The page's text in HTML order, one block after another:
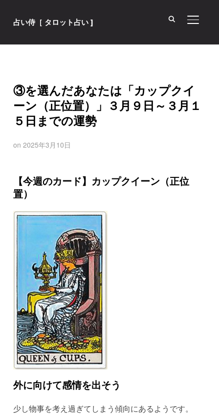
占い侍［ タロット占い ] サイド
③を選んだあなたは「カップクイ
ーン（正位置）」３月９日～３月１
５日までの運勢
on 2025年3月10日
【今週のカード】カップクイーン（正位
置）
外に向けて感情を出そう
少し物事を考え過ぎてしまう傾向にあるようです。